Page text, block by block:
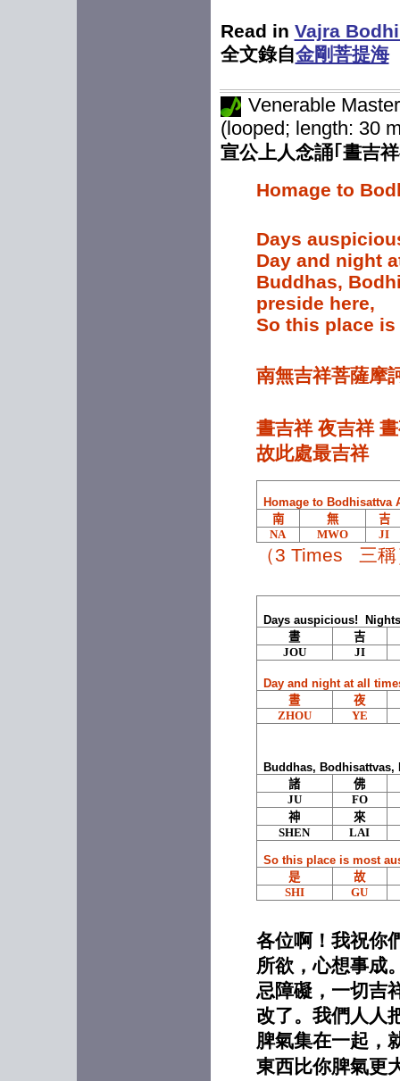
定法，說無定說，法
尚應捨，何況非法？
又說：「若見諸相非
相，即見如來。」
所謂「諸相非相」
者，諸相即是一切
相；非相者，不是實
有其相，而是虛妄不
你能明白這一切相，
都是虛妄不實的，你
能明白這一切相都是
假相，財、色、名、
食、睡，這都是幻化
醉不能解脫；也就是
因為著住到這個假相
因為你著住到假相
上，就把真的忘了，
既然忘了真的，就不
自在了。
你若能把這個假相看
破了，眞相即現前
了，眞理也明白了，
你能如此，方能對佛
法有大利益，得大利
益，得大安樂，能以
前無古人，後無來
了，煩惱斷了，這時
候，實相般若的智慧
自能現前。
所謂無明，這無明就
是糊塗了，就是不明
白了，你因為不明
白，就做一些個顛倒
夢死，在這兒輪迴六
道裡，永遠不能出
所以各位護法居士，
好自為之，勇猛向前
精進，乃至成佛，花
開見佛，悟無生忍，
have
is
fixed
the
It is
One
Non-
This
to
and
If
and
If
will
and
and
cut
itself.
do
you
Read in Vajra
全文錄自金剛菩提海
Venerable
(looped; length: 30
宣公上人念誦｢晝吉
Homage to
Days
Day and night
Buddhas,
preside here,
So this place
南無吉祥菩薩摩
晝吉祥 夜吉祥
故此處最吉祥
Homage to Bodhisattva
南
無
吉
NA
MWO JI
（3 Times 三稱
Days auspicious!
晝
吉
JOU
JI
Day and night at all
晝
夜
ZHOU
YE
Buddhas,
諸
佛
JU
FO
神
來
SHEN
LAI
So this place is most
是
故
SHI
GU
各位啊！我祝你
所欲，心想事成
忌障礙，一切吉
改了。我們人人
脾氣集在一起，
東西比你脾氣更